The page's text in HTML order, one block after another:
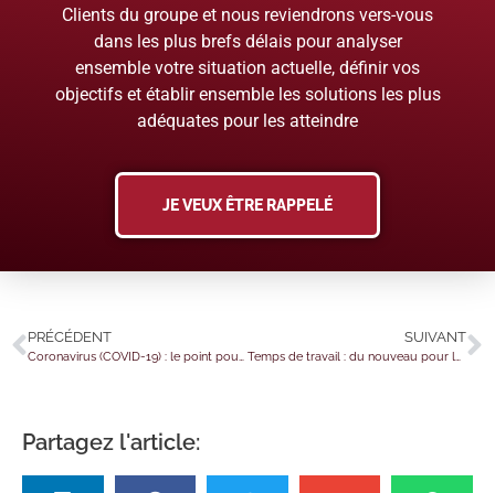
Clients du groupe et nous reviendrons vers-vous
dans les plus brefs délais pour analyser
ensemble votre situation actuelle, définir vos
objectifs et établir ensemble les solutions les plus
adéquates pour les atteindre
JE VEUX ÊTRE RAPPELÉ
PRÉCÉDENT
Coronavirus (COVID-19) : le point pour le secteur de la culture et des loisirs au 21 juin 2021
SUIVANT
Temps de travail : du nouveau pour les entreprises de transport en juin 2021
Partagez l'article: